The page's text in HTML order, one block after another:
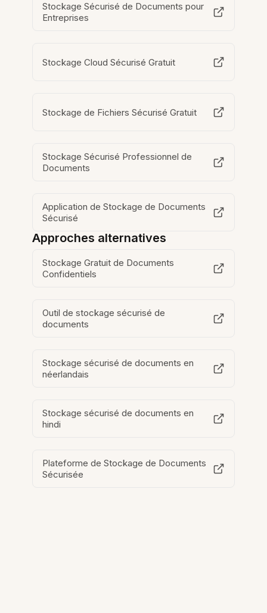
Stockage Sécurisé de Documents pour
Entreprises
Stockage Cloud Sécurisé Gratuit
Stockage de Fichiers Sécurisé Gratuit
Stockage Sécurisé Professionnel de
Documents
Application de Stockage de Documents
Sécurisé
Approches alternatives
Stockage Gratuit de Documents
Confidentiels
Outil de stockage sécurisé de
documents
Stockage sécurisé de documents en
néerlandais
Stockage sécurisé de documents en
hindi
Plateforme de Stockage de Documents
Sécurisée